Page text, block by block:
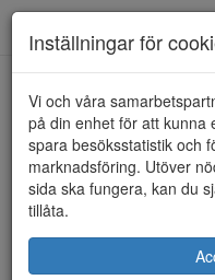
HEM TAMARIS
Inställningar för
Vi och våra
på din enhet för att kunna
spara besöksstatistik och
marknadsföring. Utöver
sida ska fungera, kan du
tillåta.